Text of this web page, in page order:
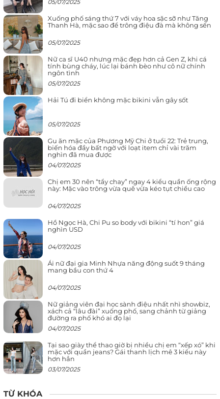
05/07/2025
Xuống phố sáng thứ 7 với váy hoa sặc sỡ như Tăng
Thanh Hà, mặc sao để trông điệu đà mà không sến
05/07/2025
Nữ ca sĩ U40 nhưng mặc đẹp hơn cả Gen Z, khi cá
tính bùng cháy, lúc lại bánh bèo như cô nữ chính
ngôn tình
05/07/2025
Hải Tú đi biển không mặc bikini vẫn gây sốt
05/07/2025
Gu ăn mặc của Phương Mỹ Chi ở tuổi 22: Trẻ trung,
biến hóa đầy bất ngờ với loạt item chỉ vài trăm
nghìn đã mua được
04/07/2025
Chị em 30 nên “tẩy chay” ngay 4 kiểu quần ống rộng
này: Mặc vào trông vừa quê vừa kéo tụt chiều cao
04/07/2025
Hồ Ngọc Hà, Chi Pu so body với bikini “tí hon” giá
nghìn USD
04/07/2025
Ái nữ đại gia Minh Nhựa năng động suốt 9 tháng
mang bầu con thứ 4
04/07/2025
Nữ giảng viên đại học sành điệu nhất nhì showbiz,
xách cả “lâu đài” xuống phố, sang chảnh từ giảng
đường ra phố khó ai đọ lại
04/07/2025
Tại sao giày thể thao giờ bị nhiều chị em “xếp xó” khi
mặc với quần jeans? Gái thanh lịch mê 3 kiểu này
hơn hẳn
03/07/2025
TỪ KHÓA